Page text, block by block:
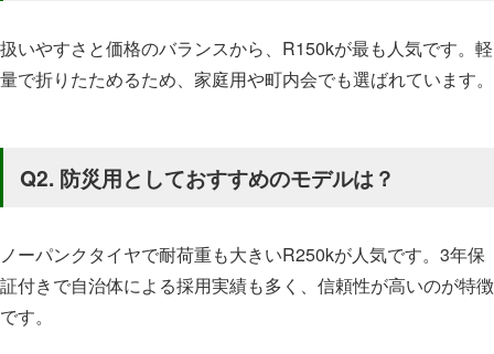
扱いやすさと価格のバランスから、R150kが最も人気です。軽
量で折りたためるため、家庭用や町内会でも選ばれています。
Q2. 防災用としておすすめのモデルは？
ノーパンクタイヤで耐荷重も大きいR250kが人気です。3年保
証付きで自治体による採用実績も多く、信頼性が高いのが特徴
です。